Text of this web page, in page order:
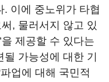
. 이에 중노위가 타협
, 물러서지 않고 있
’을 제공할 수 있다는
가능성에 대한 기
파업에 대해 국민적